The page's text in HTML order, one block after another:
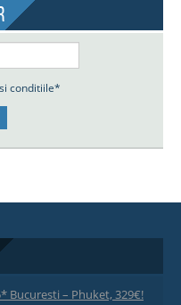
conditiile*
Bucuresti – Phuket, 329€!